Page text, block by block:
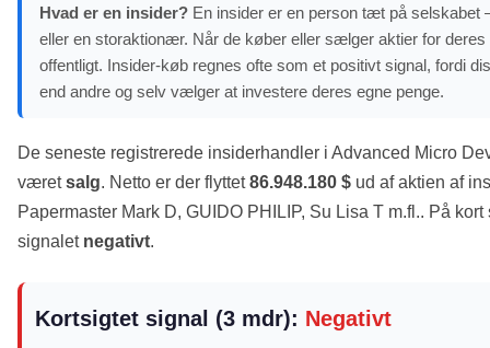
Hvad er en insider? En insider er en person tæt på selskabet
eller en storaktionær. Når de køber eller sælger aktier for deres
offentligt. Insider-køb regnes ofte som et positivt signal, fordi
end andre og selv vælger at investere deres egne penge.
De seneste registrerede insiderhandler i Advanced Micro
væretsalg. Netto er der flyttet86.948.180 $ ud af aktien af
Papermaster Mark D, GUIDO PHILIP, Su Lisa T m.fl.. På
signalet negativt.
Kortsigtet signal (3 mdr): Negativt